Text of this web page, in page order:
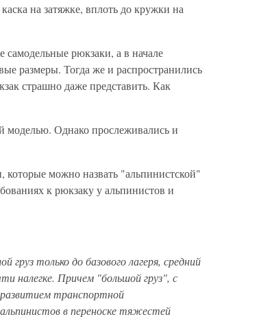
на затяжке, вплоть до кружки на
рюкзаки, а в начале
размеры. Тогда же и распространились
страшно даже представить. Как
моделью. Однако прослеживались и
которые можно назвать "альпинистской"
к рюкзаку у альпинистов и
груз только до базового лагеря, средний
налегке. Причем "большой груз", с
транспортной
в переноске тяжестей